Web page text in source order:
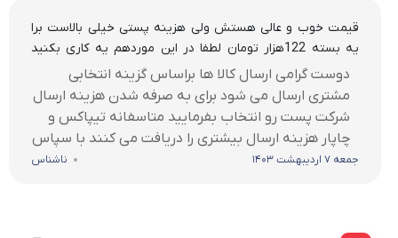
قیمت خوب و عالی هستش ولی هزینه پستی خیلی بالاست برا
یه بسته 122هزار تومان لطفا در این موردهم یه کاری بکنید
خیلی خوب میشه
دوست گرامی ارسال کالا ها براساس گزینه انتخابی
مشتری ارسال می شود برای به صرفه شدن هزینه ارسال
شرکت پست رو انتخاب بفرمایید متاسفانه تیپاکس و
چاپار هزینه ارسال بیشتری را دریافت می کنند با سپاس
جمعه 7 اردیبهشت 1403 ناشناس